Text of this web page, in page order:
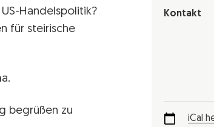
Handelspolitik?
für steirische
begrüßen zu
Kontakt
iCal